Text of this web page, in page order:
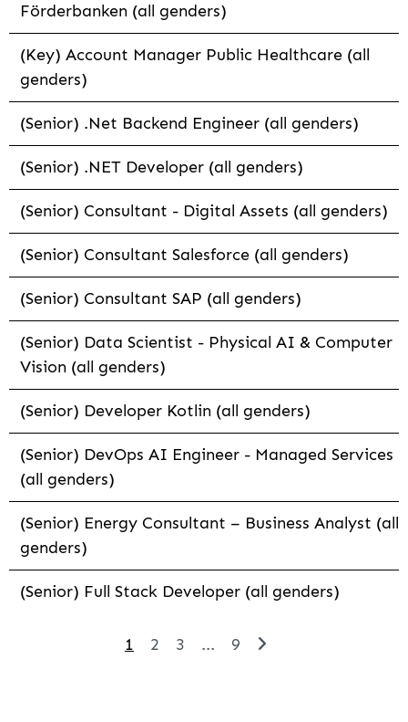
Förderbanken (all genders)
(Key) Account Manager Public Healthcare (all
genders)
(Senior) .Net Backend Engineer (all genders)
(Senior) .NET Developer (all genders)
(Senior) Consultant - Digital Assets (all genders)
(Senior) Consultant Salesforce (all genders)
(Senior) Consultant SAP (all genders)
(Senior) Data Scientist - Physical AI & Computer
Vision (all genders)
(Senior) Developer Kotlin (all genders)
(Senior) DevOps AI Engineer - Managed Services
(all genders)
(Senior) Energy Consultant – Business Analyst (all
genders)
(Senior) Full Stack Developer (all genders)
1 2 3 ... 9